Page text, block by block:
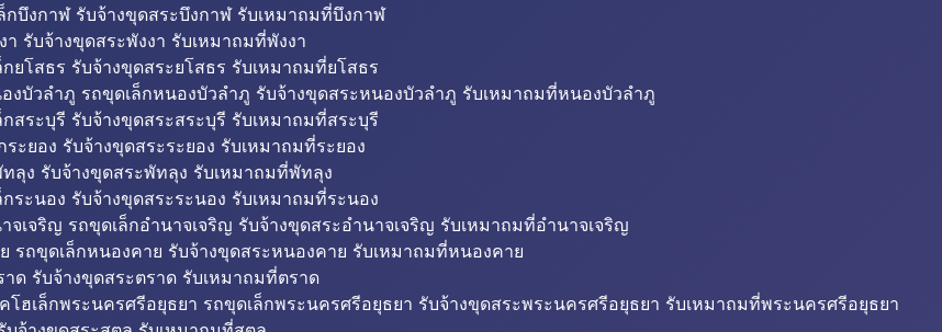
บึงกาฬ รับจ้างขุดสระบึงกาฬ รับเหมาถมที่บึงกาฬ
รับจ้างขุดสระพังงา รับเหมาถมที่พังงา
ยโสธร รับจ้างขุดสระยโสธร รับเหมาถมที่ยโสธร
บัวลำภู รถขุดเล็กหนองบัวลำภู รับจ้างขุดสระหนองบัวลำภู รับเหมาถมที่หนองบัวลำภู
สระบุรี รับจ้างขุดสระสระบุรี รับเหมาถมที่สระบุรี
ะยอง รับจ้างขุดสระระยอง รับเหมาถมที่ระยอง
ลุง รับจ้างขุดสระพัทลุง รับเหมาถมที่พัทลุง
ระนอง รับจ้างขุดสระระนอง รับเหมาถมที่ระนอง
เจริญ รถขุดเล็กอำนาจเจริญ รับจ้างขุดสระอำนาจเจริญ รับเหมาถมที่อำนาจเจริญ
รถขุดเล็กหนองคาย รับจ้างขุดสระหนองคาย รับเหมาถมที่หนองคาย
ด รับจ้างขุดสระตราด รับเหมาถมที่ตราด
ฮเล็กพระนครศรีอยุธยา รถขุดเล็กพระนครศรีอยุธยา รับจ้างขุดสระพระนครศรีอยุธยา รับเหมาถมที่พระนครศรีอยุธยา